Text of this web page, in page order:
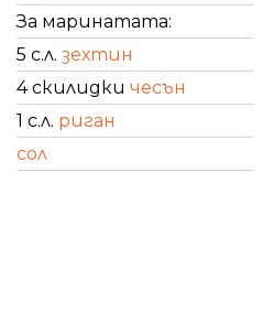
За маринатата:
5 с.л. зехтин
4 скилидки чесън
1 с.л. риган
сол